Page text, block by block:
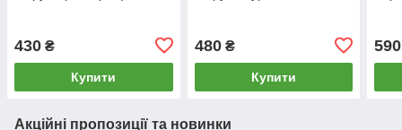
430 ₴
Купити
480₴
Купити
590
Акційні пропозиції та новинки